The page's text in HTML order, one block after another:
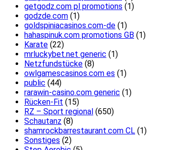
getgodz.com pl promotions (1)
godzde.com (1)
goldspiniacasinos.com-de (1)
hahaspinuk.com promotions GB (1)
Karate (22)
mrluckybet.net generic (1)
Netzfundstücke (8)
owlgamescasinos.com es (1)
public (44)
rarawin-casino.com generic (1)
Rücken-Fit (15)
RZ – Sport regional (650)
Schautanz (8)
shamrockbarrestaurant.com CL (1)
Sonstiges (2)